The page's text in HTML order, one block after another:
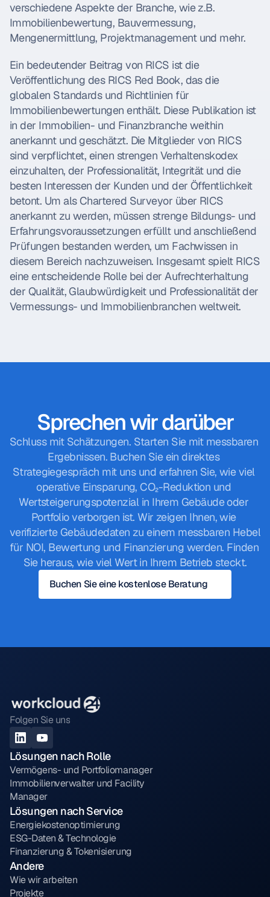
verschiedene Aspekte der Branche, wie z.B.
Immobilienbewertung, Bauvermessung,
Mengenermittlung, Projektmanagement und mehr.
Ein bedeutender Beitrag von RICS ist die
Veröffentlichung des RICS Red Book, das die
globalen Standards und Richtlinien für
Immobilienbewertungen enthält. Diese Publikation ist
in der Immobilien- und Finanzbranche weithin
anerkannt und geschätzt. Die Mitglieder von RICS
sind verpflichtet, einen strengen Verhaltenskodex
einzuhalten, der Professionalität, Integrität und die
besten Interessen der Kunden und der Öffentlichkeit
betont. Um als Chartered Surveyor über RICS
anerkannt zu werden, müssen strenge Bildungs- und
Erfahrungsvoraussetzungen erfüllt und anschließend
Prüfungen bestanden werden, um Fachwissen in
diesem Bereich nachzuweisen. Insgesamt spielt RICS
eine entscheidende Rolle bei der Aufrechterhaltung
der Qualität, Glaubwürdigkeit und Professionalität der
Vermessungs- und Immobilienbranchen weltweit.
Sprechen wir darüber
Schluss mit Schätzungen. Starten Sie mit messbaren
Ergebnissen. Buchen Sie ein direktes
Strategiegespräch mit uns und erfahren Sie, wie viel
operative Einsparung, CO₂-Reduktion und
Wertsteigerungspotenzial in Ihrem Gebäude oder
Portfolio verborgen ist. Wir zeigen Ihnen, wie
verifizierte Gebäudedaten zu einem messbaren Hebel
für NOI, Bewertung und Finanzierung werden. Finden
Sie heraus, wie viel Wert in Ihrem Betrieb steckt.
Buchen Sie eine kostenlose Beratung
Folgen Sie uns
Lösungen nach Rolle
Vermögens- und Portfoliomanager
Immobilienverwalter und Facility
Manager
Lösungen nach Service
Energiekostenoptimierung
ESG-Daten & Technologie
Finanzierung & Tokenisierung
Andere
Wie wir arbeiten
Projekte